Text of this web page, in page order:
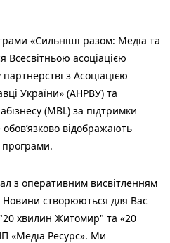
«Сильніші разом: Медіа та
Всесвітньою асоціацією
з Асоціацією
України» (АНРВУ) та
(MBL) за підтримки
відображають
програми.
з оперативним висвітленням
Новини створюються для Вас
хвилин Житомир" та «20
«Медіа Ресурс». Ми